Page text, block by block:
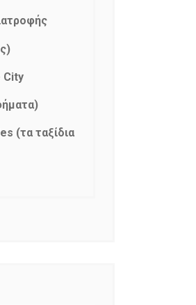
City
(τα ταξίδια